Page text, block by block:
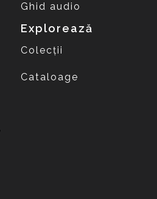
Ghid audio
Explorează
Colecții
Cataloage